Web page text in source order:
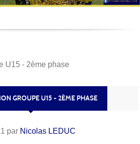
U15 - 2ème phase
GROUPE U15 - 2ÈME PHASE
par Nicolas LEDUC